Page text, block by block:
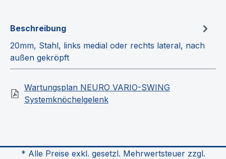
Beschreibung
20mm, Stahl, links medial oder rechts lateral, nach
außen gekröpft
Wartungsplan NEURO VARIO-SWING
Systemknöchelgelenk
* Alle Preise exkl. gesetzl. Mehrwertsteuer zzgl.